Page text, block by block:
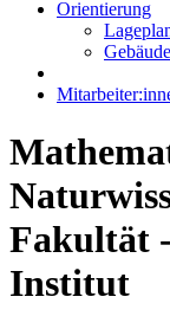
Orientierung
Fakultät
Institut